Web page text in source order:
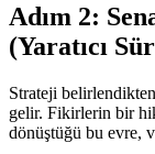
Adım 2:
(Yaratıcı
Strateji belirlendikten
gelir. Fikirlerin bir
dönüştüğü bu evre,